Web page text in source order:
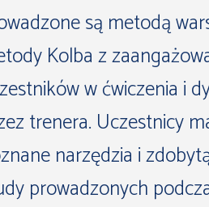
są metodą
Kolba z
w ćwiczenia i
trenera. Uczestnicy
narzędzia i
prowadzonych